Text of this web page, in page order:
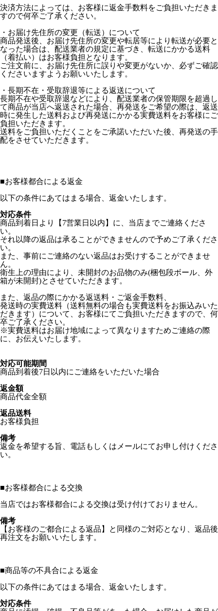
決済方法によっては、お客様に返金手数料をご負担いただきま
すので何卒ご了承ください。
・お届け先住所の変更（転送）について
商品発送後、お届け先住所の変更や転居等により転送が必要と
なった場合は、配送業者の規定に基づき、転送にかかる送料
（着払い）はお客様負担となります。
ご注文前に、お届け先住所に誤りや変更がないか、必ずご確認
くださいますようお願いいたします。
・長期不在・受取辞退等による返送について
長期不在や受取辞退などにより、配送業者の保管期限を超過し
て商品が当店へ返送された場合、再発送をご希望の際は、返送
時に発生した送料および再発送にかかる実費送料をお客様にご
負担いただきます。
送料をご負担いただくことをご承諾いただいた後、再発送の手
配をさせていただきます。
■お客様都合による返金
以下の条件にあてはまる場合、返金いたします。
対応条件
商品到着日より【7営業日以内】に、当店までご連絡くださ
い。
それ以降の返品は承ることができませんので予めご了承くださ
い。
また、事前にご連絡のない返品はお受けすることができませ
ん。
衛生上の理由により、未開封のお品物のみ(梱包段ボール、外
箱が未開封)とさせていただきます。
また、返品の際にかかる返送料・ご返金手数料、
発送時の実費送料（送料無料の場合も実費送料をお振込みいた
だきます）について、お客様にてご負担いただきますので、何
卒ご了承ください。
※実費送料はお届け地域によって異なりますためご連絡の際
に、お伝えいたします。
対応可能期間
商品到着後7日以内にご連絡をいただいた場合
返金額
商品代金全額
返品送料
お客様負担
備考
返金を希望する旨、電話もしくはメールにてお申し付けくださ
い。
■お客様都合による交換
当店ではお客様都合による交換は受け付けておりません。
備考
【お客様のご都合による返品】と同様のご対応となり、返品後
再注文をお願いいたします。
■商品等の不具合による返金
以下の条件にあてはまる場合、返金いたします。
対応条件